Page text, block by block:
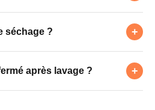
; sinon, laverie.
séchage ? +
ne forme des
renfermé après lavage ?
après lavage ? +